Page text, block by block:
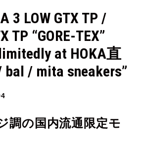
HYBEX
kaepa
KEEN
MIZUNO
3 LOW GTX TP /
TP “GORE-TEX”
at HOKA直
bal / mita sneakers”
調の国内流通限定モ